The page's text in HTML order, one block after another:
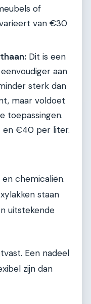
of
van €30
Dit is een
aan
sterk dan
maar voldoet
toepassingen.
en €40 per liter.
chemicaliën.
staan
uitstekende
Een nadeel
zijn dan